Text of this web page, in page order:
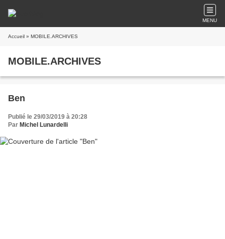
MENU
Accueil » MOBILE.ARCHIVES
MOBILE.ARCHIVES
Ben
Publié le 29/03/2019 à 20:28
Par Michel Lunardelli